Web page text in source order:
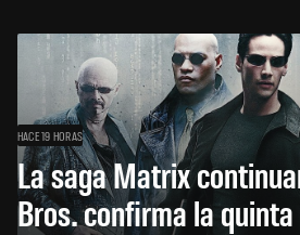
HACE 19 HORAS
La saga Matrix
Bros. confirma la